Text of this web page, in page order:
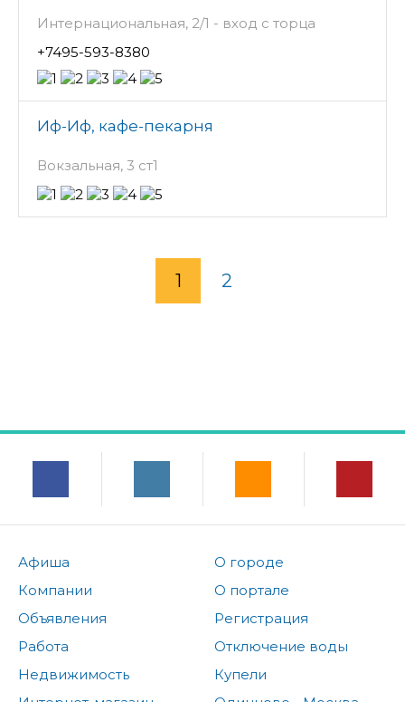
Интернациональная, 2/1 - вход с торца
+7495-593-8380
Иф-Иф, кафе-пекарня
Вокзальная, 3 ст1
1 2
Афиша
Компании
Объявления
Работа
Недвижимость
О городе
О портале
Регистрация
Отключение воды
Купели